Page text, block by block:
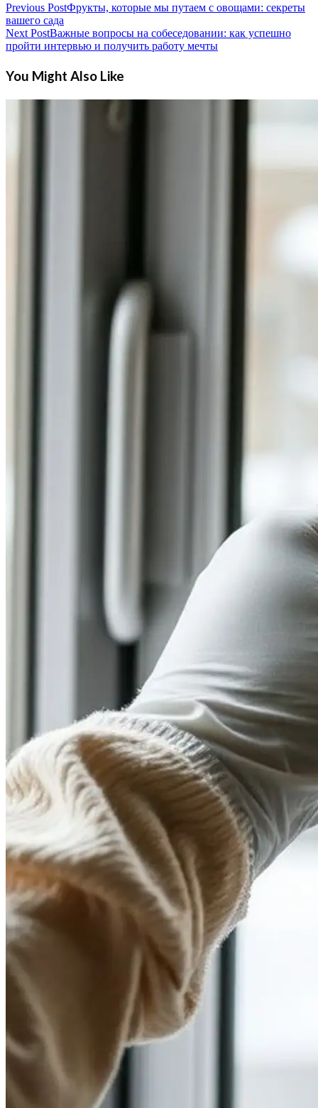
Previous PostФрукты, которые мы путаем с овощами: секреты
вашего сада
Next PostВажные вопросы на собеседовании: как успешно
пройти интервью и получить работу мечты
You Might Also Like